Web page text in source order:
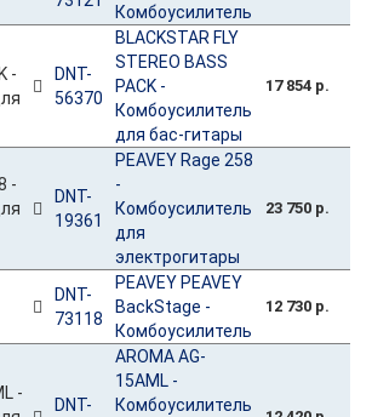
Комбоусилитель
DNT-
56370
BLACKSTAR FLY
STEREO BASS
PACK -
Комбоусилитель
для бас-гитары
17 854 р.
DNT-
19361
PEAVEY Rage 258
-
Комбоусилитель
для
электрогитары
23 750 р.
DNT-
73118
PEAVEY PEAVEY
BackStage -
Комбоусилитель
12 730 р.
DNT-
AROMA AG-
15AML -
Комбоусилитель